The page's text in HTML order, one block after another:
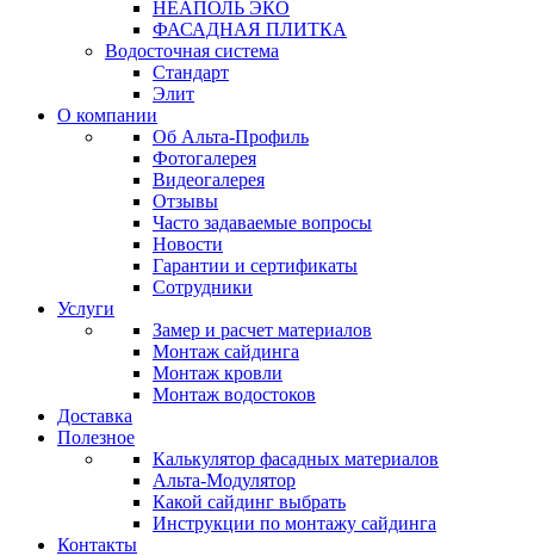
НЕАПОЛЬ ЭКО
ФАСАДНАЯ ПЛИТКА
Водосточная система
Стандарт
Элит
О компании
Об Альта-Профиль
Фотогалерея
Видеогалерея
Отзывы
Часто задаваемые вопросы
Новости
Гарантии и сертификаты
Сотрудники
Услуги
Замер и расчет материалов
Монтаж сайдинга
Монтаж кровли
Монтаж водостоков
Доставка
Полезное
Калькулятор фасадных материалов
Альта-Модулятор
Какой сайдинг выбрать
Инструкции по монтажу сайдинга
Контакты